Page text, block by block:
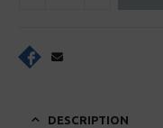
DESCRIPTION